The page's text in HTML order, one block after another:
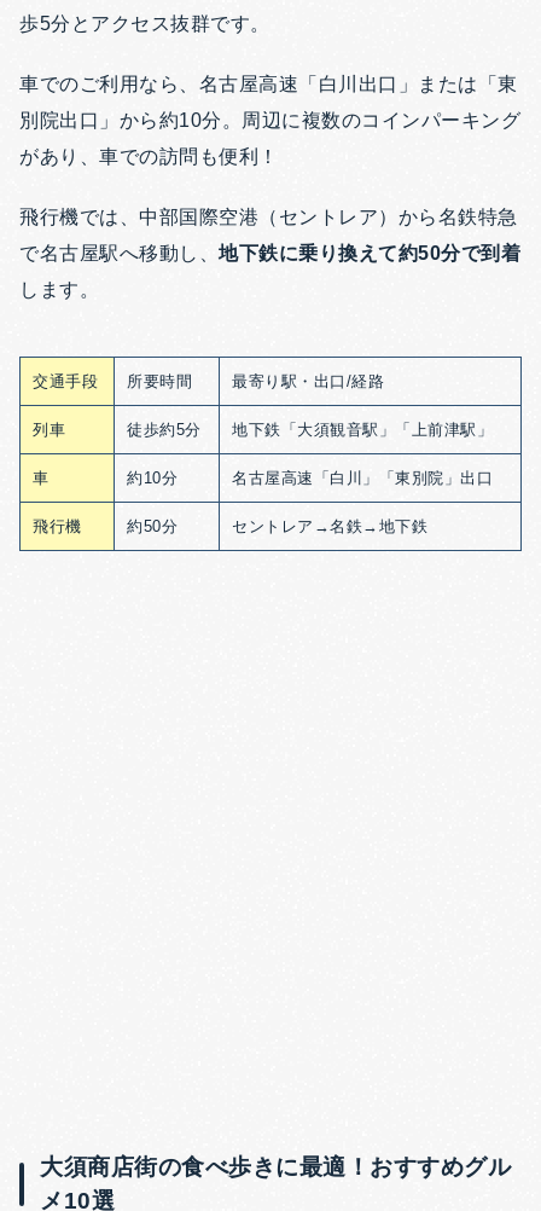
歩5分とアクセス抜群です。
車でのご利用なら、名古屋高速「白川出口」または「東
別院出口」から約10分。周辺に複数のコインパーキング
があり、車での訪問も便利！
飛行機では、中部国際空港（セントレア）から名鉄特急
で名古屋駅へ移動し、 地下鉄に乗り換えて約50分で到着
します。
交通手段 所要時間 最寄り駅・出口/経路
列車 徒歩約5分 地下鉄「大須観音駅」「上前津駅」
車 約10分 名古屋高速「白川」「東別院」出口
飛行機 約50分 セントレア→名鉄→地下鉄
大須商店街の食べ歩きに最適！おすすめグル
メ10選